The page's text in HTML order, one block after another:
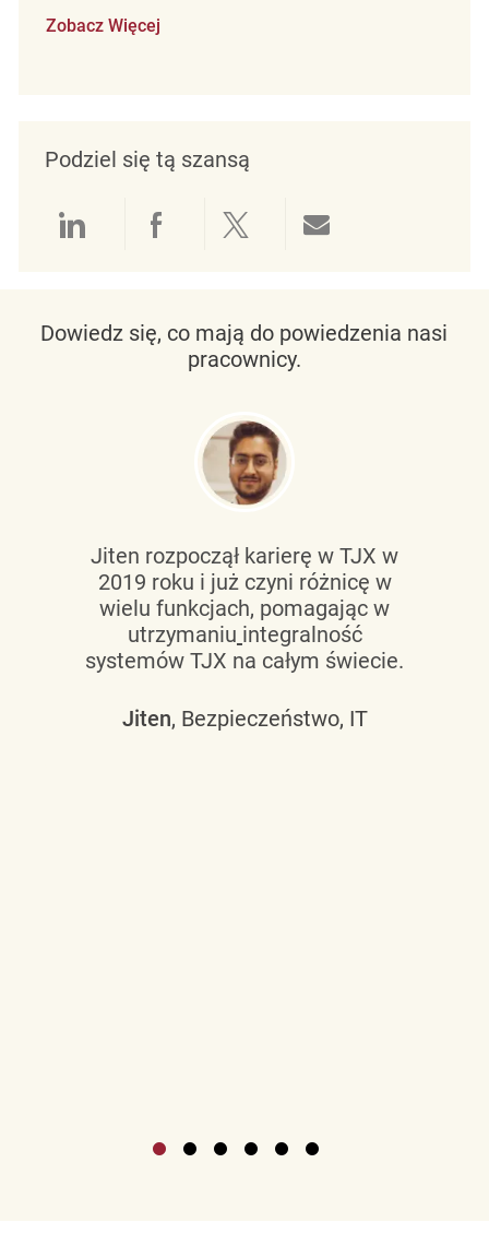
Zobacz Więcej
Podziel się tą szansą
Udostępnianie przez LinkedIn
Udostępnianie przez
Udostępnij przez
Dowiedz się, co mają do powiedzenia nasi
pracownicy.
Jiten rozpoczął karierę w TJX w
2019 roku i już czyni różnicę w
wielu funkcjach, pomagając w
utrzymaniu integralność
systemów TJX na całym świecie.
Jiten, Bezpieczeństwo, IT